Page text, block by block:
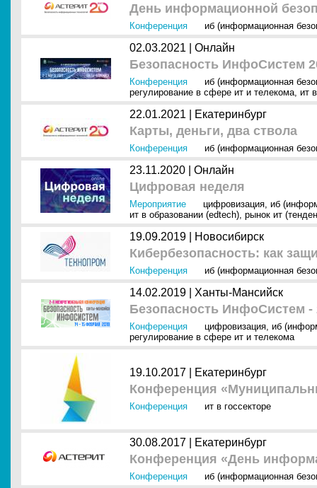
День информационной
Конференция иб (информационная
02.03.2021 | Онлайн
Безопасность ИнфоСистем
Конференция
иб (информационная
регулирование в сфере ит и телекома, ит
22.01.2021 | Екатеринбург
Карты, деньги, два ствола
Конференция иб (информационная
23.11.2020 | Онлайн
Цифровая неделя
Мероприятие цифровизация, иб
ит в образовании (edtech), рынок ит
19.09.2019 | Новосибирск
Кибербезопасность: как
Конференция иб (информационная
14.02.2019 | Ханты-Мансийск
Безопасность ИнфоСистем -
Конференция цифровизация, иб
регулирование в сфере ит и телекома
19.10.2017 | Екатеринбург
Конференция
Конференция ит в госсекторе
30.08.2017 | Екатеринбург
Конференция «День
Конференция иб (информационная